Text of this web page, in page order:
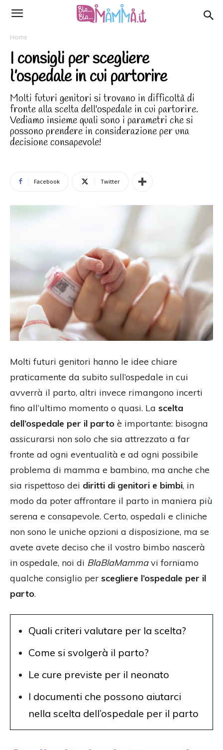
Home
I consigli per scegliere
l’ospedale in cui partorire
Molti futuri genitori si trovano in difficoltà di
fronte alla scelta dell'ospedale in cui partorire.
Vediamo insieme quali sono i parametri che si
possono prendere in considerazione per una
decisione consapevole!
Facebook Twitter
Molti futuri genitori hanno le idee chiare
praticamente da subito sull’ospedale in cui
avverrà il parto, altri invece rimangono incerti
fino all’ultimo momento o quasi. La scelta
dell’ospedale per il parto è importante: bisogna
assicurarsi non solo che sia attrezzato a far
fronte ad ogni eventualità e ad ogni possibile
problema di mamma e bambino, ma anche che
sia rispettoso dei diritti di genitori e bimbi, in
modo da poter affrontare il parto in maniera più
serena e consapevole. Certo, ospedali e cliniche
non sono le uniche opzioni a disposizione, ma se
avete avete deciso che il vostro bimbo nascerà
in ospedale, noi di BlaBlaMammavi forniamo
qualche consiglio per scegliere l’ospedale per il
parto.
Quali criteri valutare per la scelta?
Come si svolgerà il parto?
Le cure previste per il neonato
I documenti che possono aiutarci
nella scelta dell’ospedale per il parto